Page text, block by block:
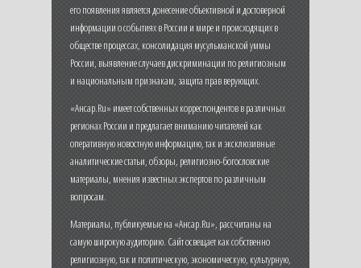
его появления является донесение объективной и достоверной
информации о событиях в России и мире и происходящих в
обществе процессах, консолидация мусульманской уммы
России, выявление случаев дискриминации по религиозным
и национальным признакам, защита прав верующих.
«Ансар.Ru» имеет собственных корреспондентов в различных
регионах России и предлагает вниманию читателей как
оперативную новостную информацию, так и эксклюзивные
аналитические статьи, обзоры, религиозно-богословские
материалы, мнения известных экспертов по различным
вопросам.
Материалы, публикуемые на «Ансар.Ru», рассчитаны на
самую широкую аудиторию. Сайт освещает как собственно
религиозную, так и политическую, экономическую, культурную,